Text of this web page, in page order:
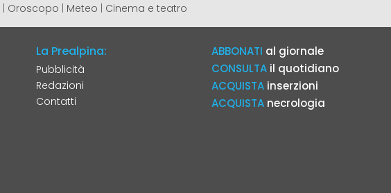
| Oroscopo | Meteo | Cinema e teatro
La Prealpina:
Pubblicità
Redazioni
Contatti
ABBONATI al giornale
CONSULTA il quotidiano
ACQUISTA inserzioni
ACQUISTA necrologia